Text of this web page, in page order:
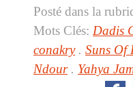
Posté dans la
Mots Clés: Dadis
conakry. Suns Of
Ndour. Yahya